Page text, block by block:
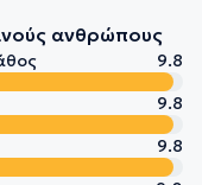
ανθρώπους
9.8
9.8
9.8